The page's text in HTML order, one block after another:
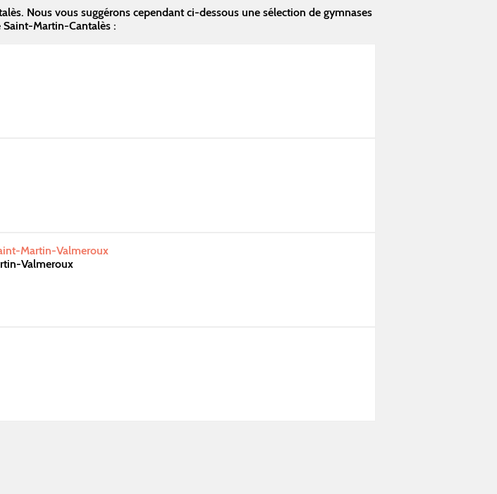
Nous vous suggérons cependant ci-dessous une sélection de gymnases
Martin-Cantalès :
Martin-Valmeroux
Valmeroux